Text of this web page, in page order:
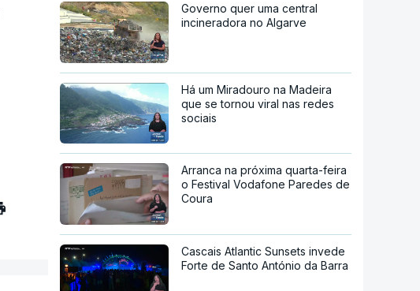
Governo quer uma central
incineradora no Algarve
Há um Miradouro na Madeira
que se tornou viral nas redes
sociais
Arranca na próxima quarta-feira
o Festival Vodafone Paredes de
Coura
Cascais Atlantic Sunsets invede
Forte de Santo António da Barra